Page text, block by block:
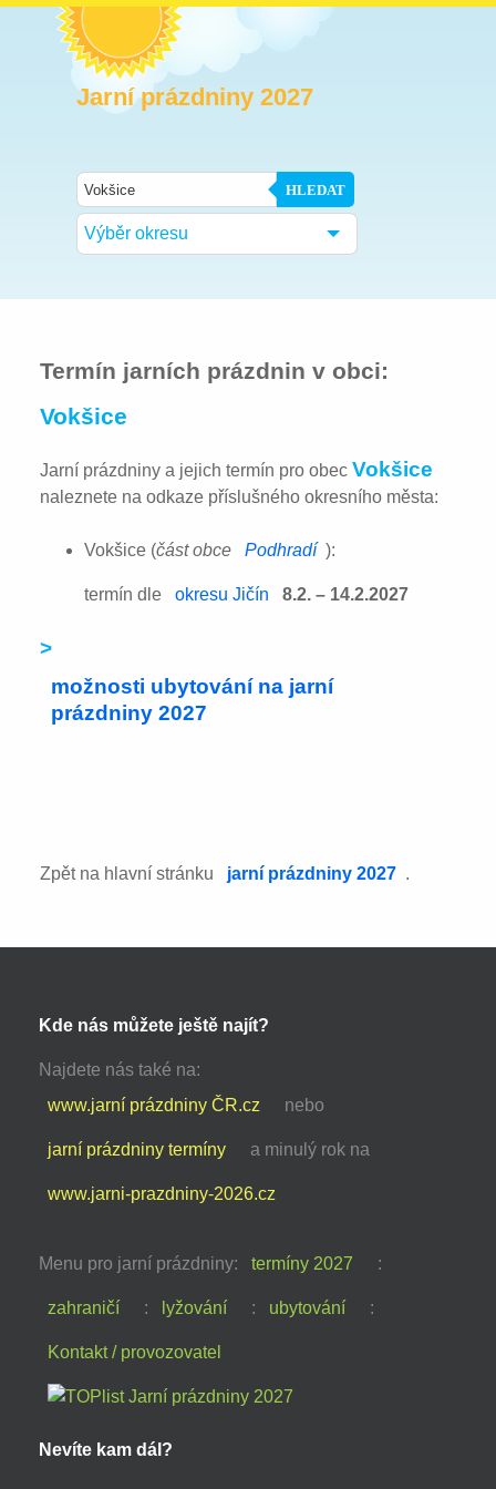
Jarní prázdniny 2027
HLEDAT
Výběr okresu
Termín jarních prázdnin v obci:
Vokšice
Jarní prázdniny a jejich termín pro obecVokšice
naleznete na odkaze příslušného okresního města:
Vokšice (část obce Podhradí ):
termín dle okresu Jičín 8.2. – 14.2.2027
>
možnosti ubytování na jarní
prázdniny 2027
Zpět na hlavní stránku jarní prázdniny 2027 .
Kde nás můžete ještě najít?
Najdete nás také na:
www.jarní prázdniny ČR.cz
nebo
jarní prázdniny termíny a minulý rok na
www.jarni-prazdniny-2026.cz
Menu pro jarní prázdniny: termíny 2027 :
zahraničí : lyžování : ubytování :
Kontakt / provozovatel
Nevíte kam dál?